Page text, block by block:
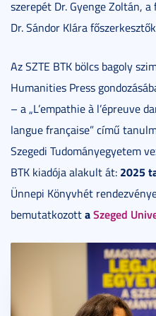
szerepét Dr. Gyenge Zoltán,
Dr. Sándor Klára
Az SZTE BTK bölcs bagoly
Humanities Press
– a „L’empathie à l’épreuve
langue française” című
Szegedi Tudományegyetem
BTK kiadója alakult át: 2025
Ünnepi Könyvhét
bemutatkozottaSzeged